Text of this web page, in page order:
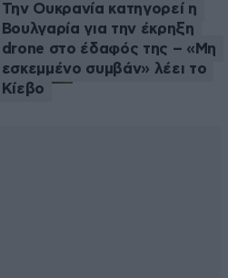
Την Ουκρανία κατηγορεί η
Βουλγαρία για την έκρηξη
drone στο έδαφός της – «Μη
εσκεμμένο συμβάν» λέει το
Κίεβο